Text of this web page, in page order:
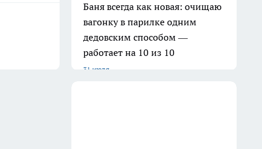
Баня всегда как новая: очищаю
вагонку в парилке одним
дедовским способом —
работает на 10 из 10
31 июля